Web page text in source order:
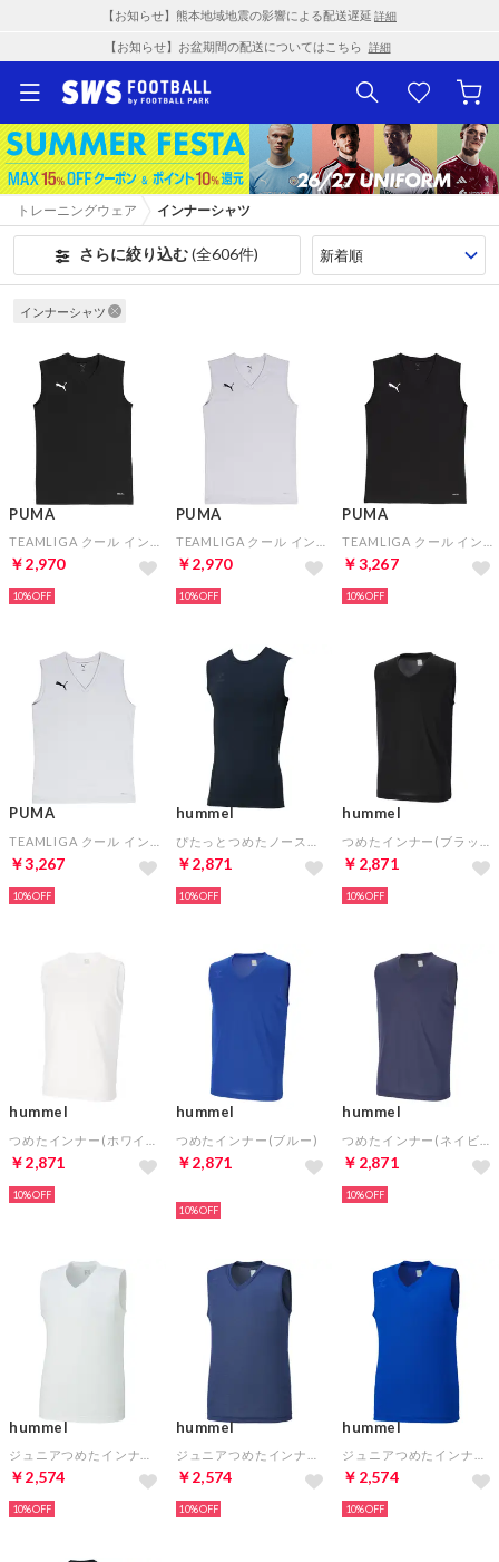
【お知らせ】熊本地域地震の影響による配送遅延 詳細
【お知らせ】お盆期間の配送についてはこちら 詳細
トレーニングウェア インナーシャツ
さらに絞り込む(全606件)
インナーシャツ
PUMA
￥2,970
10%
PUMA
￥2,970
10%
PUMA
￥3,267
10%
PUMA
￥3,267
10%
hummel
￥2,871
10%
hummel
￥2,871
10%
hummel
￥2,871
10%
hummel
つめたインナー(ブルー)
￥2,871
10%
hummel
￥2,871
10%
hummel
￥2,574
10%
hummel
￥2,574
10%
hummel
￥2,574
10%